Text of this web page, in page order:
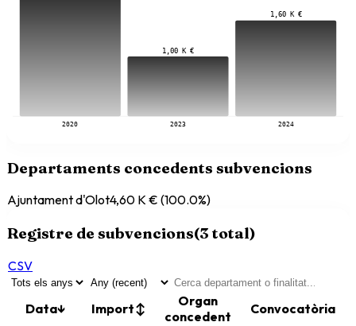
2020
1,00 K €
2023
1,60 K €
2024
Departaments concedents subvencions
Ajuntament d'Olot4,60 K € (100.0%)
Registre de subvencions(3 total)
CSV
Data↓ Import↕
Organ
concedent
Convocatòria